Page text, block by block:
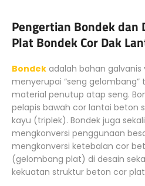
Pengertian Bondek dan
Plat Bondek Cor Dak
Bondek adalah bahan
menyerupai “seng gelombang”
material penutup atap seng.
pelapis bawah cor lantai beton
kayu (triplek). Bondek juga
mengkonversi penggunaan
mengkonversi ketebalan cor
(gelombang plat) di desain
kekuatan struktur beton cor